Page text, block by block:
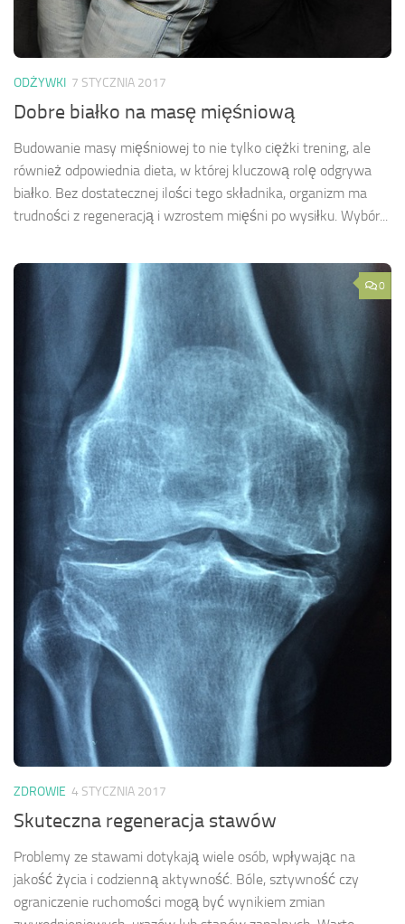
ODŻYWKI 7 STYCZNIA 2017
Dobre białko na masę mięśniową
Budowanie masy mięśniowej to nie tylko ciężki trening, ale
również odpowiednia dieta, w której kluczową rolę odgrywa
białko. Bez dostatecznej ilości tego składnika, organizm ma
trudności z regeneracją i wzrostem mięśni po wysiłku. Wybór...
0
ZDROWIE 4 STYCZNIA 2017
Skuteczna regeneracja stawów
Problemy ze stawami dotykają wiele osób, wpływając na
jakość życia i codzienną aktywność. Bóle, sztywność czy
ograniczenie ruchomości mogą być wynikiem zmian